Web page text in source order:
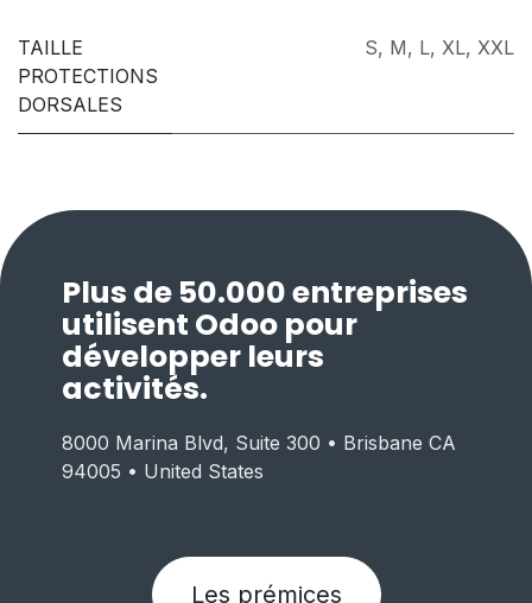
TAILLE
PROTECTIONS
DORSALES
S, M, L, XL, XXL
Plus de 50.000 entreprises
utilisent Odoo pour
développer leurs
activités.
Les prémices
8000 Marina Blvd, Suite 300 • Brisbane CA
94005 • United States